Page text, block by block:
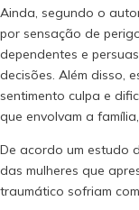
Ainda, segundo o
por sensação de
dependentes e
decisões. Além disso,
sentimento culpa e
que envolvam a
De acordo um estudo
das mulheres que
traumático sofriam